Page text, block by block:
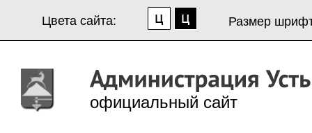
Цвета сайта: Размер
официальный сайт